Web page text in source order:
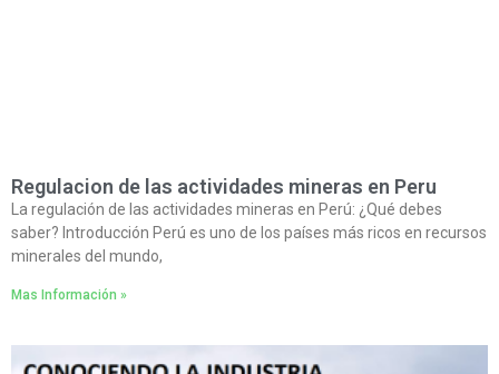
Regulacion de las actividades mineras en Peru
La regulación de las actividades mineras en Perú: ¿Qué debes
saber? Introducción Perú es uno de los países más ricos en recursos
minerales del mundo,
Mas Información »